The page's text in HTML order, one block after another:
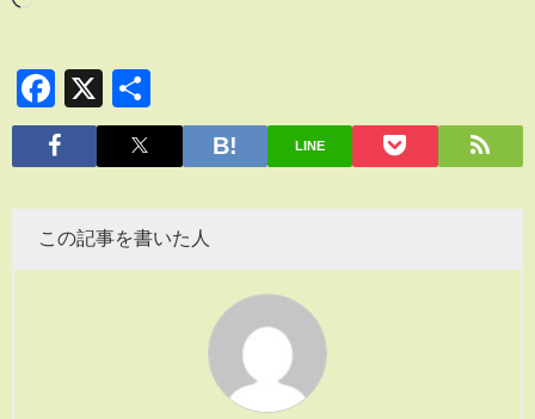
Facebook
X
有
LINE
この記事を書いた人